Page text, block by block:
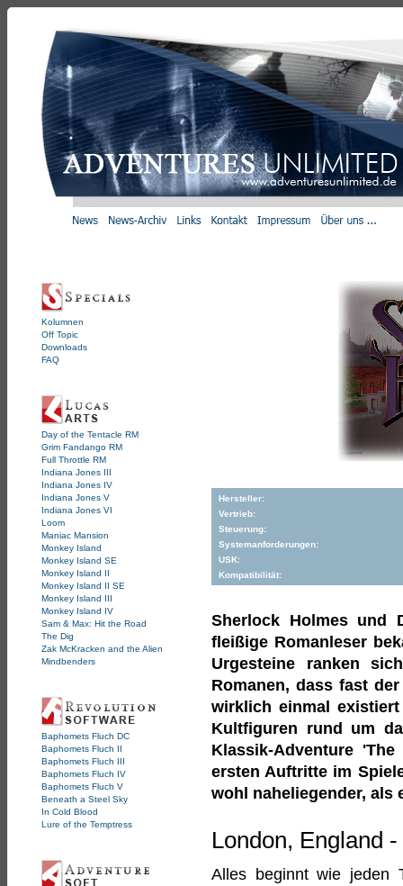
Kolumnen
Off Topic
Downloads
FAQ
Day of the Tentacle RM
Grim Fandango RM
Full Throttle RM
Indiana Jones III
Indiana Jones IV
Indiana Jones V
Indiana Jones VI
Loom
Maniac Mansion
Monkey Island
Monkey Island SE
Monkey Island II
Monkey Island II SE
Monkey Island III
Monkey Island IV
Sam & Max: Hit the Road
The Dig
Zak McKracken and the Alien
Mindbenders
Baphomets Fluch DC
Baphomets Fluch II
Baphomets Fluch III
Baphomets Fluch IV
Baphomets Fluch V
Beneath a Steel Sky
In Cold Blood
Lure of the Temptress
Hersteller:
Vertrieb:
Steuerung:
Systemanforderungen:
USK:
Kompatibilität:
Sherlock Holmes und
fleißige Romanleser
Urgesteine ranken
Romanen, dass fast
wirklich einmal
Kultfiguren rund um
Klassik-Adventure
ersten Auftritte im
wohl naheliegender, als
London, England
Alles beginnt wie jeden